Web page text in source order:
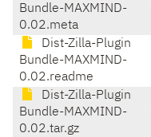
Bundle-MAXMIND-
0.02.meta
Dist-Zilla-Plugin
Bundle-MAXMIND-
0.02.readme
Dist-Zilla-Plugin
Bundle-MAXMIND-
0.02.tar.gz